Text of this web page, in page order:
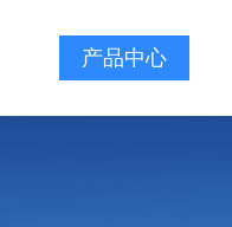
产品中心